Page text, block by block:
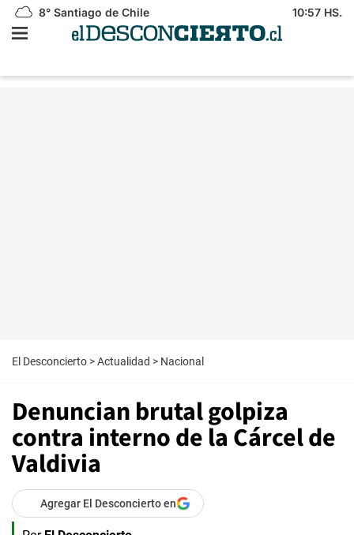
8° Santiago de Chile 10:57 HS.
El Desconcierto >Actualidad > Nacional
Denuncian brutal golpiza
contra interno de la Cárcel de
Valdivia
Agregar El Desconcierto en